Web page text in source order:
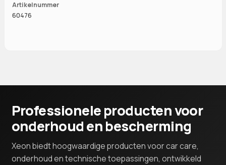
Artikelnummer
60476
Professionele producten voor
onderhoud en bescherming
Xeon biedt hoogwaardige producten voor car care,
onderhoud en technische toepassingen, ontwikkeld